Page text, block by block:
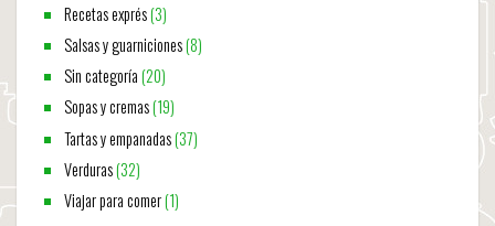
Recetas exprés(3)
Salsas y guarniciones(8)
Sin categoría(20)
Sopas y cremas(19)
Tartas y empanadas(37)
Verduras(32)
Viajar para comer(1)